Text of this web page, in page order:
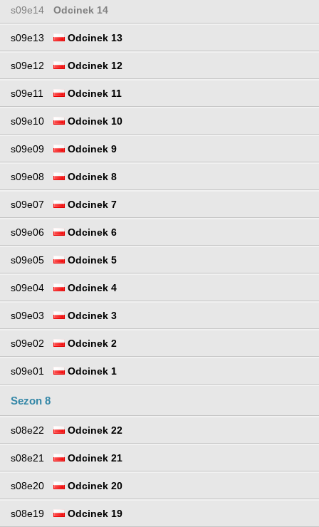
s09e14 Odcinek 14
s09e13 Odcinek 13
s09e12 Odcinek 12
s09e11 Odcinek 11
s09e10 Odcinek 10
s09e09 Odcinek 9
s09e08 Odcinek 8
s09e07 Odcinek 7
s09e06 Odcinek 6
s09e05 Odcinek 5
s09e04 Odcinek 4
s09e03 Odcinek 3
s09e02 Odcinek 2
s09e01 Odcinek 1
Sezon 8
s08e22 Odcinek 22
s08e21 Odcinek 21
s08e20 Odcinek 20
s08e19 Odcinek 19